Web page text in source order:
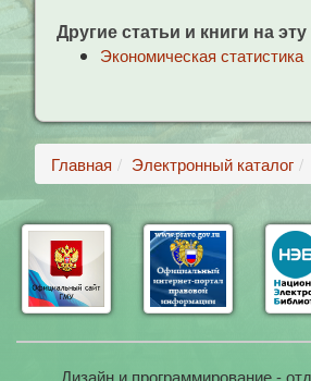
Другие статьи и книги на
Экономическая статистика
Главная Электронный каталог
Дизайн и программирование -